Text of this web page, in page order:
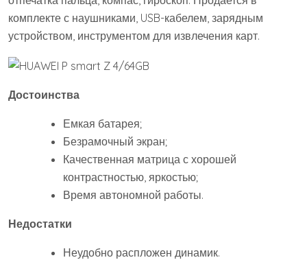
комплекте с наушниками, USB-кабелем, зарядным
устройством, инструментом для извлечения карт.
Достоинства
Емкая батарея;
Безрамочный экран;
Качественная матрица с хорошей
контрастностью, яркостью;
Время автономной работы.
Недостатки
Неудобно распложен динамик.